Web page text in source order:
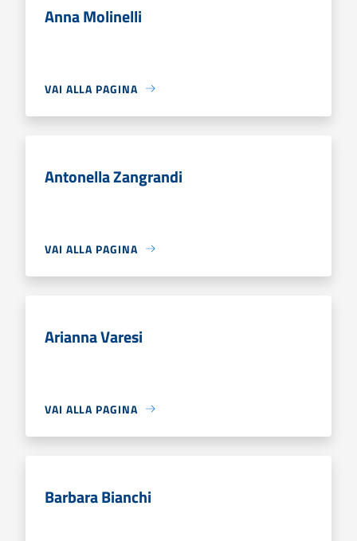
Anna Molinelli
VAI ALLA PAGINA
Antonella Zangrandi
VAI ALLA PAGINA
Arianna Varesi
VAI ALLA PAGINA
Barbara Bianchi